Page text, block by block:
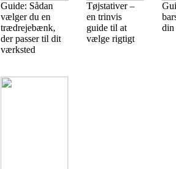
Guide: Sådan
vælger du en
trædrejebænk,
der passer til dit
værksted
Tøjstativer –
en trinvis
guide til at
vælge rigtigt
din